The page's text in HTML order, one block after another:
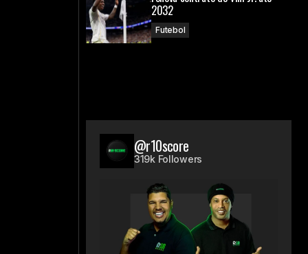
2032
Futebol
@r10score
319k Followers